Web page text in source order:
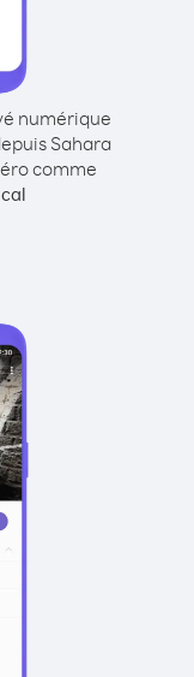
numérique
Sahara
comme